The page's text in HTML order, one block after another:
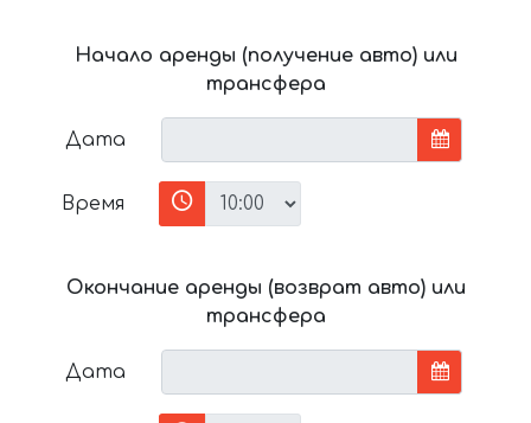
Начало аренды (получение авто) или
трансфера
Дата
Время
Окончание аренды (возврат авто) или
трансфера
Дата